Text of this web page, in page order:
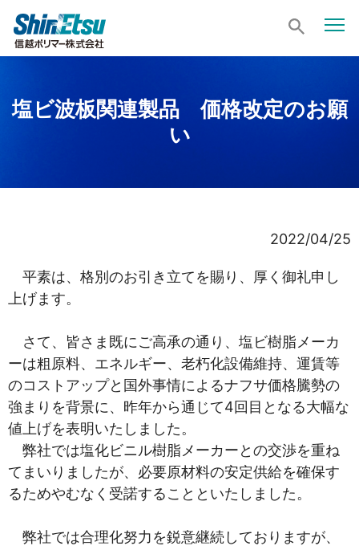
塩ビ波板関連製品 価格改定のお願
い
2022/04/25
平素は、格別のお引き立てを賜り、厚く御礼申し
上げます。
さて、皆さま既にご高承の通り、塩ビ樹脂メーカ
ーは粗原料、エネルギー、老朽化設備維持、運賃等
のコストアップと国外事情によるナフサ価格騰勢の
強まりを背景に、昨年から通じて4回目となる大幅な
値上げを表明いたしました。
弊社では塩化ビニル樹脂メーカーとの交渉を重ね
てまいりましたが、必要原材料の安定供給を確保す
るためやむなく受諾することといたしました。
弊社では合理化努力を鋭意継続しておりますが、